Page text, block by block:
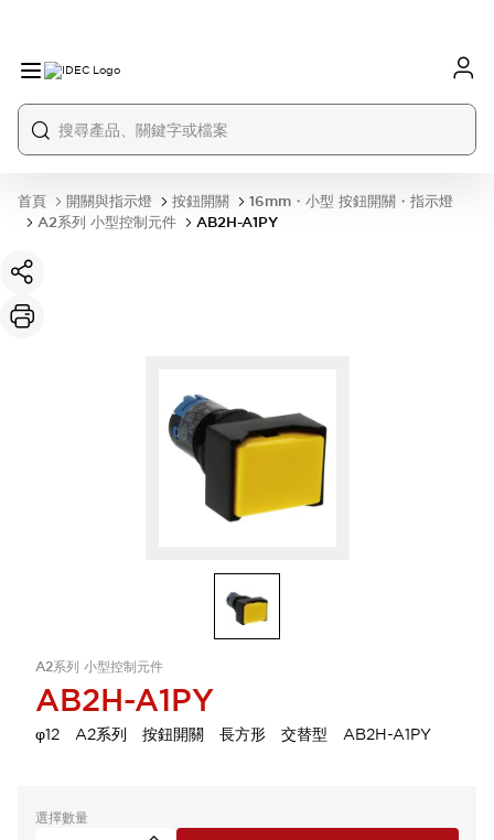
首頁 開關與指示燈 按鈕開關
16mm・小型 按鈕開關・指示燈
A2系列 小型控制元件
AB2H-A1PY
A2系列 小型控制元件
AB2H-A1PY
φ12 A2系列 按鈕開關 長方形 交替型 AB2H-A1PY
選擇數量